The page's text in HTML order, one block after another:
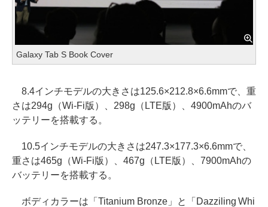
Galaxy Tab S Book Cover
8.4インチモデルの大きさは125.6×212.8×6.6mmで、重
さは294g（Wi-Fi版）、298g（LTE版）、4900mAhのバ
ッテリーを搭載する。
10.5インチモデルの大きさは247.3×177.3×6.6mmで、
重さは465g（Wi-Fi版）、467g（LTE版）、7900mAhの
バッテリーを搭載する。
ボディカラーは「Titanium Bronze」と「Dazziling Whi